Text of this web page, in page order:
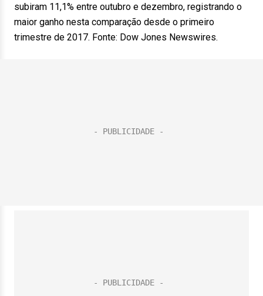
subiram 11,1% entre outubro e dezembro, registrando o
maior ganho nesta comparação desde o primeiro
trimestre de 2017. Fonte: Dow Jones Newswires.